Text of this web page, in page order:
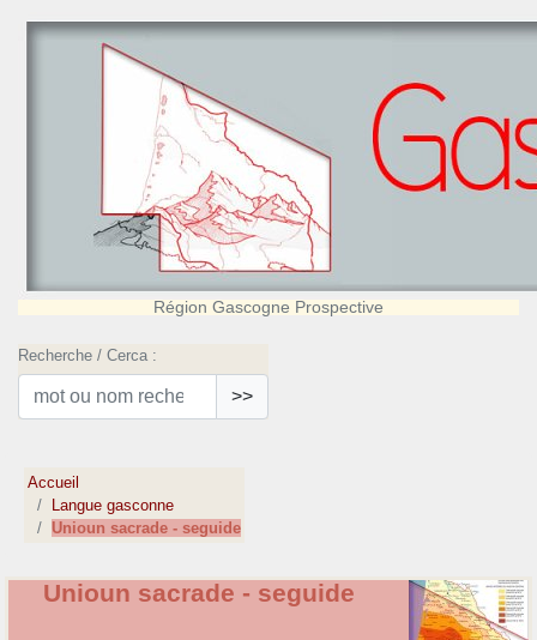
Région Gascogne Prospective
Recherche / Cerca :
>>
Accueil
Langue gasconne
Unioun sacrade - seguide
Unioun sacrade - seguide